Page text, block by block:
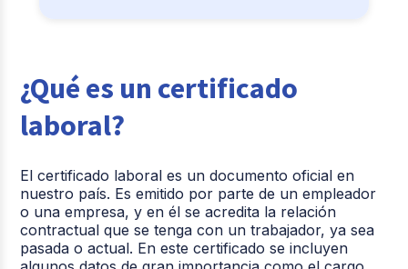
¿Qué es un certificado
laboral?
El certificado laboral es un documento oficial en
nuestro país. Es emitido por parte de un empleador
o una empresa, y en él se acredita la relación
contractual que se tenga con un trabajador, ya sea
pasada o actual. En este certificado se incluyen